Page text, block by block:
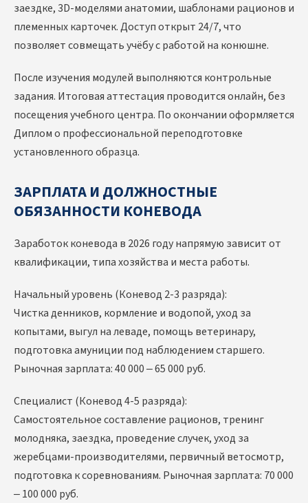
заездке, 3D-моделями анатомии, шаблонами рационов и
племенных карточек. Доступ открыт 24/7, что
позволяет совмещать учёбу с работой на конюшне.
После изучения модулей выполняются контрольные
задания. Итоговая аттестация проводится онлайн, без
посещения учебного центра. По окончании оформляется
Диплом о профессиональной переподготовке
установленного образца.
ЗАРПЛАТА И ДОЛЖНОСТНЫЕ
ОБЯЗАННОСТИ КОНЕВОДА
Заработок коневода в 2026 году напрямую зависит от
квалификации, типа хозяйства и места работы.
Начальный уровень (Коневод 2-3 разряда):
Чистка денников, кормление и водопой, уход за
копытами, выгул на леваде, помощь ветеринару,
подготовка амуниции под наблюдением старшего.
Рыночная зарплата: 40 000 – 65 000 руб.
Специалист (Коневод 4-5 разряда):
Самостоятельное составление рационов, тренинг
молодняка, заездка, проведение случек, уход за
жеребцами-производителями, первичный ветосмотр,
подготовка к соревнованиям. Рыночная зарплата: 70 000
– 100 000 руб.